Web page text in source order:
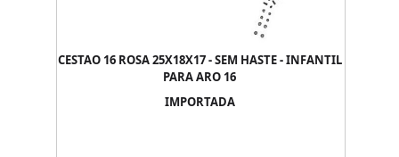
CESTAO 16 ROSA 25X18X17 - SEM HASTE - INFANTIL
PARA ARO 16
IMPORTADA